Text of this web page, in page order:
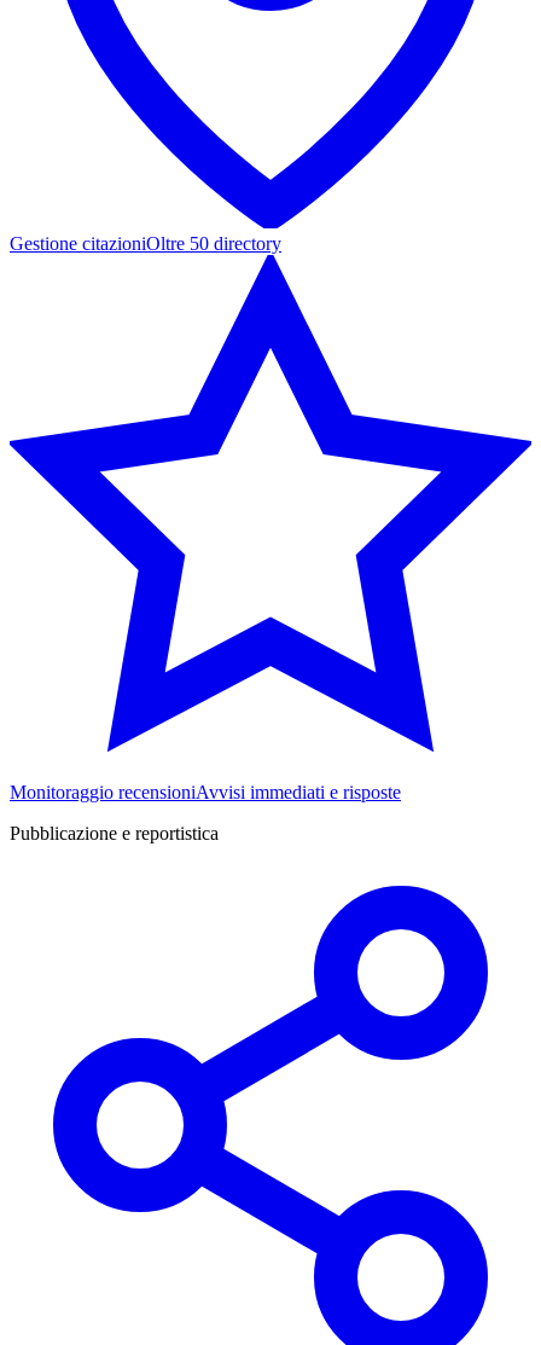
Gestione citazioniOltre 50 directory
Monitoraggio recensioniAvvisi immediati e risposte
Pubblicazione e reportistica